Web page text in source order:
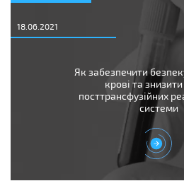
18.06.2021
Як забезпечити
крові та
посттрансфузійних
системи